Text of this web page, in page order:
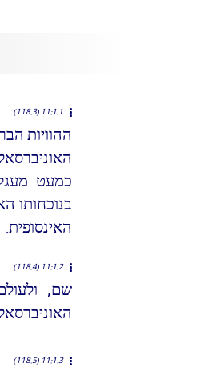
11:1.1 (118.3)
ההוויות
כמעט
בנוכחותו
האינסופית.
11:1.2 (118.4)
שם,
11:1.3 (118.5)